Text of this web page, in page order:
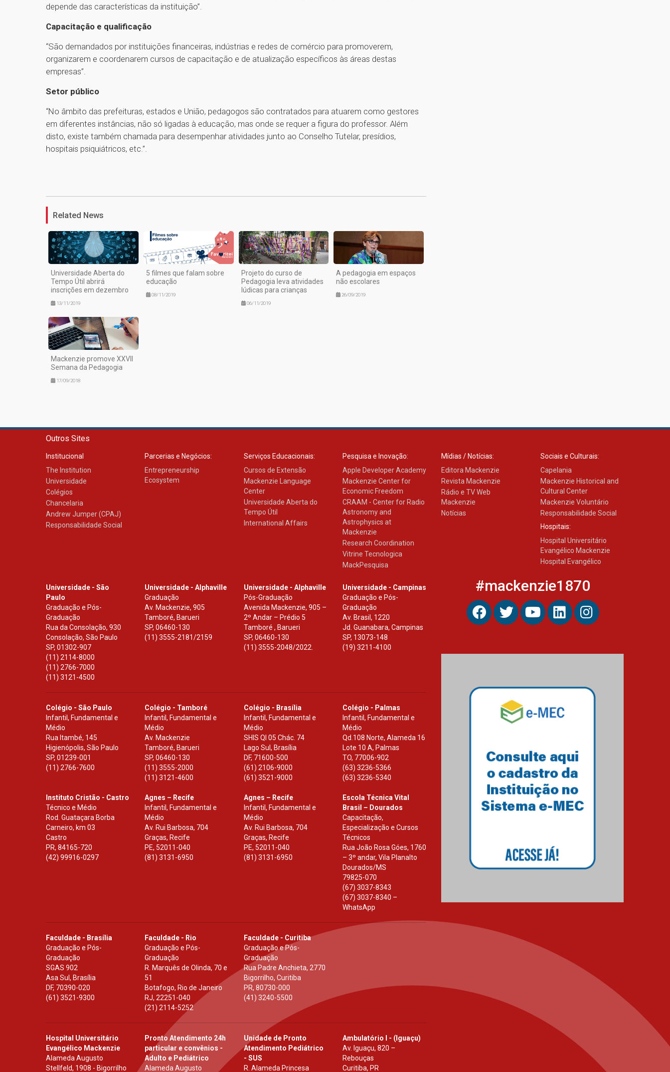
depende das características da instituição”.
Capacitação e qualificação
“São demandados por instituições financeiras, indústrias e redes de comércio para promoverem,
organizarem e coordenarem cursos de capacitação e de atualização específicos às áreas destas
empresas”.
Setor público
“No âmbito das prefeituras, estados e União, pedagogos são contratados para atuarem como gestores
em diferentes instâncias, não só ligadas à educação, mas onde se requer a figura do professor. Além
disto, existe também chamada para desempenhar atividades junto ao Conselho Tutelar, presídios,
hospitais psiquiátricos, etc.”.
Related News
Universidade Aberta do
Tempo Útil abrirá
inscrições em dezembro
13/11/2019
5 filmes que falam sobre
educação
08/11/2019
Projeto do curso de
Pedagogia leva atividades
lúdicas para crianças
06/11/2019
A pedagogia em espaços
não escolares
26/09/2019
Mackenzie promove XXVII
Semana da Pedagogia
17/09/2018
Outros Sites
Institucional
The Institution
Universidade
Colégios
Chancelaria
Andrew Jumper (CPAJ)
Responsabilidade Social
Parcerias e Negócios:
Entrepreneurship
Ecosystem
Serviços Educacionais:
Cursos de Extensão
Mackenzie Language
Center
Universidade Aberta do
Tempo Útil
International Affairs
Pesquisa e Inovação:
Apple Developer Academy
Mackenzie Center for
Economic Freedom
CRAAM - Center for Radio
Astronomy and
Astrophysics at
Mackenzie
Research Coordination
Vitrine Tecnologica
MackPesquisa
Mídias / Notícias:
Editora Mackenzie
Revista Mackenzie
Rádio e TV Web
Mackenzie
Notícias
Sociais e Culturais:
Capelania
Mackenzie Historical and
Cultural Center
Mackenzie Voluntário
Responsabilidade Social
Hospitais:
Hospital Universitário
Evangélico Mackenzie
Hospital Evangélico
Universidade - São
Paulo
Graduação e Pós-
Graduação
Rua da Consolação, 930
Consolação, São Paulo
SP, 01302-907
(11) 2114-8000
(11) 2766-7000
(11) 3121-4500
Universidade - Alphaville
Graduação
Av. Mackenzie, 905
Tamboré, Barueri
SP,06460-130
(11) 3555-2181/2159
Universidade - Alphaville
Pós-Graduação
Avenida Mackenzie, 905 –
2º Andar – Prédio 5
Tamboré , Barueri
SP, 06460-130
(11) 3555-2048/2022.
Universidade - Campinas
Graduação e Pós-
Graduação
Av. Brasil, 1220
Jd. Guanabara, Campinas
SP, 13073-148
(19) 3211-4100
Colégio - São Paulo
Infantil, Fundamental e
Médio
Rua Itambé, 145
Higienópolis, São Paulo
SP, 01239-001
(11) 2766-7600
Colégio - Tamboré
Infantil, Fundamental e
Médio
Av. Mackenzie
Tamboré, Barueri
SP,06460-130
(11) 3555-2000
(11) 3121-4600
Colégio - Brasília
Infantil, Fundamental e
Médio
SHIS Ql 05 Chác. 74
Lago Sul, Brasília
DF, 71600-500
(61) 2106-9000
(61) 3521-9000
Colégio - Palmas
Infantil, Fundamental e
Médio
Qd.108 Norte, Alameda 16
Lote 10 A, Palmas
TO, 77006-902
(63) 3236-5366
(63) 3236-5340
Instituto Cristão - Castro
Técnico e Médio
Rod. Guataçara Borba
Carneiro, km 03
Castro
PR, 84165-720
(42) 99916-0297
Agnes – Recife
Infantil, Fundamental e
Médio
Av. Rui Barbosa, 704
Graças, Recife
PE, 52011-040
(81) 3131-6950
Agnes – Recife
Infantil, Fundamental e
Médio
Av. Rui Barbosa, 704
Graças, Recife
PE, 52011-040
(81) 3131-6950
Escola Técnica Vital
Brasil – Dourados
Capacitação,
Especialização e Cursos
Técnicos
Rua João Rosa Góes, 1760
– 3º andar, Vila Planalto
Dourados/MS
79825-070
(67) 3037-8343
(67) 3037-8340 –
WhatsApp
Faculdade - Brasília
Graduação e Pós-
Graduação
SGAS 902
Asa Sul, Brasília
DF, 70390-020
(61) 3521-9300
Faculdade - Rio
Graduação e Pós-
Graduação
R. Marquês de Olinda, 70 e
51
Botafogo, Rio de Janeiro
RJ,22251-040
(21) 2114-5252
Faculdade - Curitiba
Graduação e Pós-
Graduação
Rua Padre Anchieta, 2770
Bigorrilho, Curitiba
PR, 80730-000
(41) 3240-5500
Hospital Universitário
Evangélico Mackenzie
Alameda Augusto
Stellfeld, 1908 - Bigorrilho
Pronto Atendimento 24h
particular e convênios -
Adulto e Pediátrico
Alameda Augusto
Unidade de Pronto
Atendimento Pediátrico
- SUS
R. Alameda Princesa
Ambulatório I - (Iguaçu)
Av. Iguaçu, 820 –
Rebouças
Curitiba, PR
#mackenzie1870